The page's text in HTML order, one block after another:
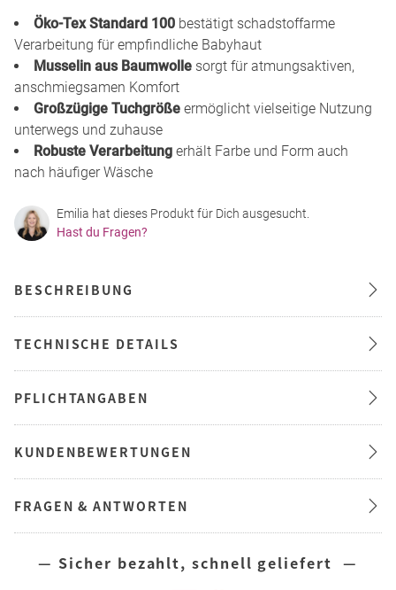
Öko-Tex Standard 100 bestätigt schadstoffarme
Verarbeitung für empfindliche Babyhaut
Musselin aus Baumwolle sorgt für atmungsaktiven,
anschmiegsamen Komfort
Großzügige Tuchgröße ermöglicht vielseitige Nutzung
unterwegs und zuhause
Robuste Verarbeitung erhält Farbe und Form auch
nach häufiger Wäsche
Emilia hat dieses Produkt für Dich ausgesucht.
Hast du Fragen?
BESCHREIBUNG
TECHNISCHE DETAILS
PFLICHTANGABEN
KUNDENBEWERTUNGEN
FRAGEN & ANTWORTEN
— Sicher bezahlt, schnell geliefert —